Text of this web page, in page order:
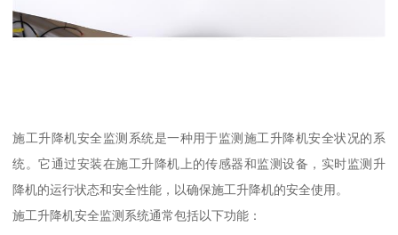
施工升降机安全监测系统是一种用于监测施工升降机安全状况的系
统。它通过安装在施工升降机上的传感器和监测设备，实时监测升
降机的运行状态和安全性能，以确保施工升降机的安全使用。
施工升降机安全监测系统通常包括以下功能：